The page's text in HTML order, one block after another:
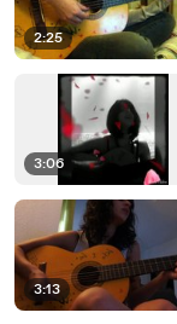
2:25
3:06
3:13